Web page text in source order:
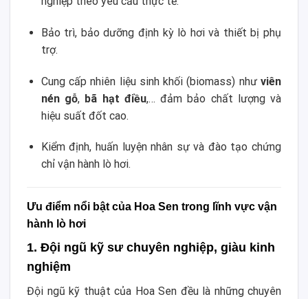
Bảo trì, bảo dưỡng định kỳ lò hơi và thiết bị phụ
trợ.
Cung cấp nhiên liệu sinh khối (biomass) như viên
nén gỗ, bã hạt điều,… đảm bảo chất lượng và
hiệu suất đốt cao.
Kiểm định, huấn luyện nhân sự và đào tạo chứng
chỉ vận hành lò hơi.
Ưu điểm nổi bật của Hoa Sen trong lĩnh vực vận
hành lò hơi
1. Đội ngũ kỹ sư chuyên nghiệp, giàu kinh
nghiệm
Đội ngũ kỹ thuật của Hoa Sen đều là những chuyên